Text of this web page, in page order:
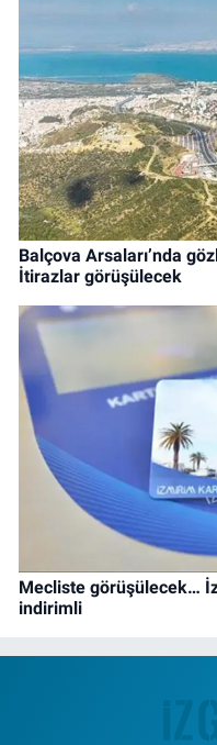
Balçova Arsaları’nda
İtirazlar görüşülecek
Mecliste görüşülecek…
indirimli